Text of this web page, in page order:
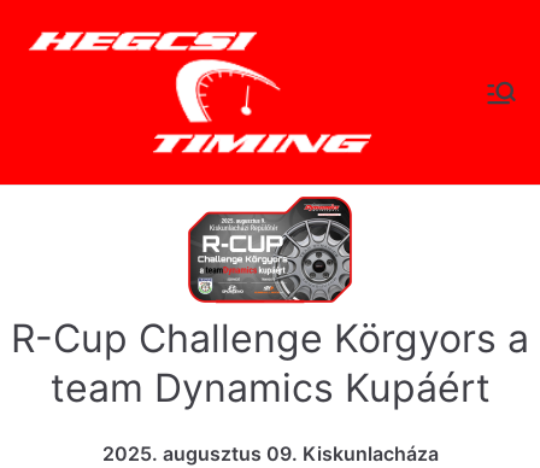
hegc
sitimi
Időtlen Idők
R-Cup Challenge Körgyors a
team Dynamics Kupáért
2025. augusztus 09. Kiskunlacháza